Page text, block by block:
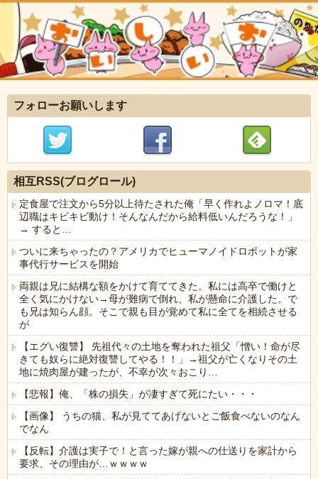
フォローお願いします
相互RSS(ブログロール)
定食屋で注文から5分以上待たされた俺「早く作れよノロマ！底
辺職はキビキビ動け！そんなんだから給料低いんだろうな！」
→ すると…
ついに来ちゃったの？アメリカでヒューマノイドロボットが家
事代行サービスを開始
両親は兄に結構な額をかけて育ててきた。私には高卒で働けと
全く気にかけない→母が難病で倒れ、私が懸命に介護した。で
も兄は知らん顔。そこで親も目が覚めて私に全てを相続させる
が
【エグい復讐】 先祖代々の土地を奪われた祖父「憎い！命が尽
きても奴らに絶対復讐してやる！！」→祖父が亡くなりその土
地に焼肉屋が建ったが、不幸が次々おこり…
【悲報】俺、「株の損失」が凄すぎて死にたい・・・
【画像】 うちの猫、私が見ててあげないとご飯食べないのなん
でなん
【反転】介護は実子で！と言った嫁が親への仕送りを家計から
要求、その理由が…ｗｗｗｗ